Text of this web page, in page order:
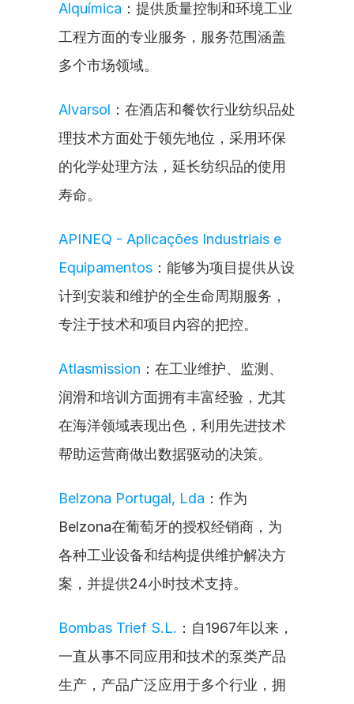
Alquímica ：提供质量控制和环境工业
工程方面的专业服务，服务范围涵盖
多个市场领域。
Alvarsol ：在酒店和餐饮行业纺织品处
理技术方面处于领先地位，采用环保
的化学处理方法，延长纺织品的使用
寿命。
APINEQ - Aplicações Industriais e
Equipamentos ：能够为项目提供从设
计到安装和维护的全生命周期服务，
专注于技术和项目内容的把控。
Atlasmission ：在工业维护、监测、
润滑和培训方面拥有丰富经验，尤其
在海洋领域表现出色，利用先进技术
帮助运营商做出数据驱动的决策。
Belzona Portugal, Lda ：作为
Belzona在葡萄牙的授权经销商，为
各种工业设备和结构提供维护解决方
案，并提供24小时技术支持。
Bombas Trief S.L. ：自1967年以来，
一直从事不同应用和技术的泵类产品
生产，产品广泛应用于多个行业，拥